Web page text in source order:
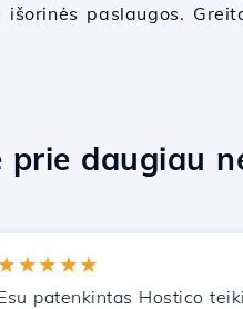
paslaugos.
prie daugiau
pagalba.
patenkintas Hostico